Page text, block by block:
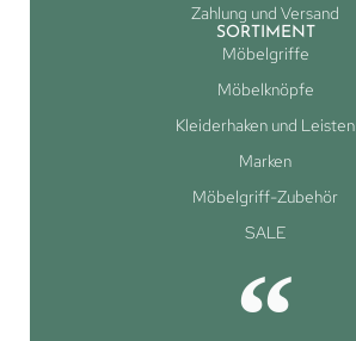
Zahlung und Versand
SORTIMENT
Möbelgriffe
Möbelknöpfe
Kleiderhaken und Leisten
Marken
Möbelgriff-Zubehör
SALE